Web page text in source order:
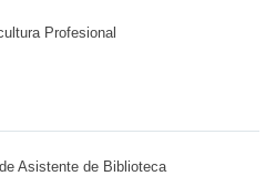
Profesional
Asistente de Biblioteca